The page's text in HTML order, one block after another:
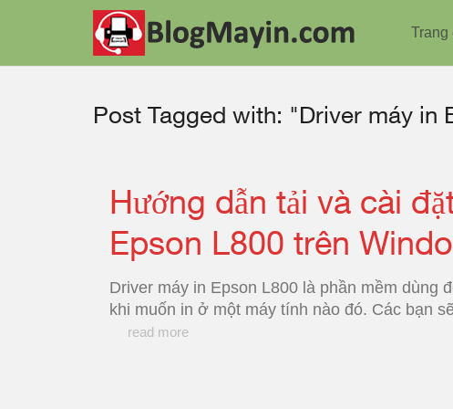
Trang
Post Tagged with: "Driver máy in
Hướng dẫn tải và cài
Epson L800 trên
Driver máy in Epson L800 là phần mềm dùng
khi muốn in ở một máy tính nào đó. Các bạn
read more